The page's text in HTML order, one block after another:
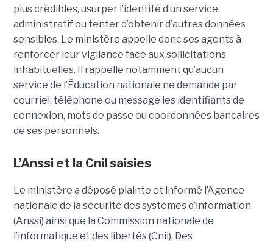
plus crédibles, usurper l’identité d’un service
administratif ou tenter d’obtenir d’autres données
sensibles. Le ministère appelle donc ses agents à
renforcer leur vigilance face aux sollicitations
inhabituelles. Il rappelle notamment qu’aucun
service de l’Éducation nationale ne demande par
courriel, téléphone ou message les identifiants de
connexion, mots de passe ou coordonnées bancaires
de ses personnels.
L’Anssi et la Cnil saisies
Le ministère a déposé plainte et informé l’Agence
nationale de la sécurité des systèmes d’information
(Anssi) ainsi que la Commission nationale de
l’informatique et des libertés (Cnil). Des